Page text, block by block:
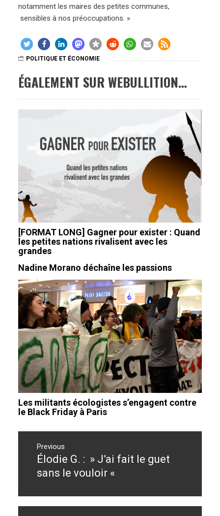
notamment les maires des petites communes,
sensibles à nos préoccupations. »
POLITIQUE ET ÉCONOMIE
ÉGALEMENT SUR WEBULLITION…
[FORMAT LONG] Gagner pour exister : Quand
les petites nations rivalisent avec les
grandes
Nadine Morano déchaîne les passions
Les militants écologistes s’engagent contre
le Black Friday à Paris
Navigation
l’article
Previous
Previous
post:
Élodie G. : » J’ai fait le guet
sans le vouloir «